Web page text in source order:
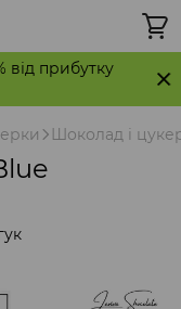
від прибутку
Шоколад і